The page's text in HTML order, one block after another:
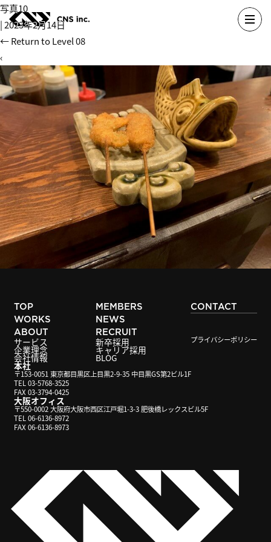
Skip
to
the
content
写真10
|2023年2月14日
←Return to Level 08
‹
本社
〒153-0051 東京都目黒区上目黒2-9-35 中目黒GS第2ビル1F
TEL 03-5768-3525
FAX 03-3794-0425
大阪オフィス
〒550-0002 大阪府大阪市西区江戸堀1-3-3 肥後橋レックスビル5F
TEL 06-6136-8972
FAX 06-6136-8973
TOP
WORKS
ABOUT
サービス
企業理念
会社情報
MEMBERS
NEWS
RECRUIT
新卒採用
キャリア採用
BLOG
CONTACT
プライバシーポリシー